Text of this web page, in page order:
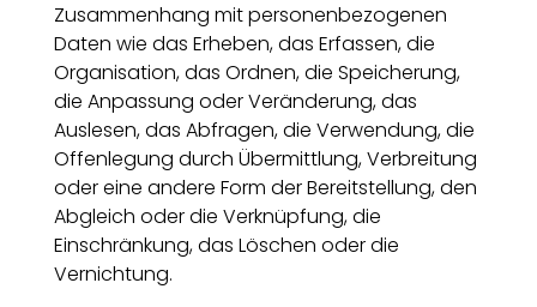
Zusammenhang mit personenbezogenen
Daten wie das Erheben, das Erfassen, die
Organisation, das Ordnen, die Speicherung,
die Anpassung oder Veränderung, das
Auslesen, das Abfragen, die Verwendung, die
Offenlegung durch Übermittlung, Verbreitung
oder eine andere Form der Bereitstellung, den
Abgleich oder die Verknüpfung, die
Einschränkung, das Löschen oder die
Vernichtung.